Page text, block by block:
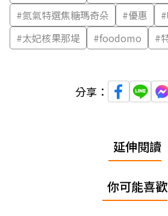
#氮氣特選焦糖瑪奇朵 #優惠 #
#太妃核果那堤 #foodomo #
分享：
延伸閱讀
你可能喜歡